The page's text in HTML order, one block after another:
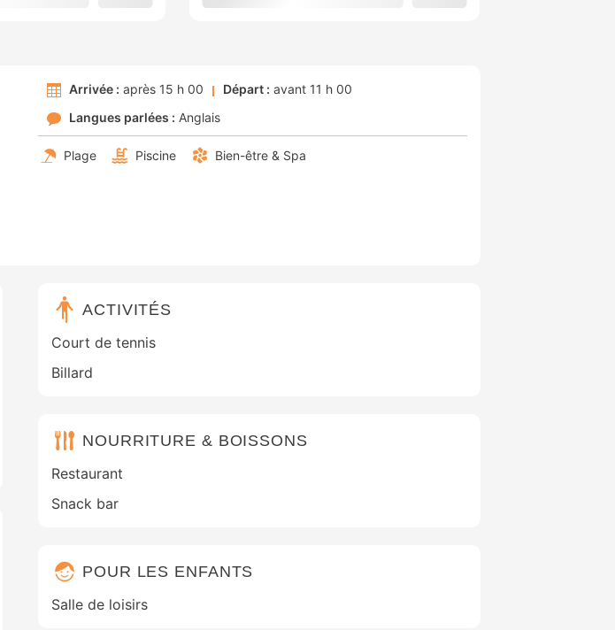
Arrivée : après 15 h 00 Départ : avant 11 h 00
Langues parlées : Anglais
Plage Piscine Bien-être & Spa
ACTIVITÉS
Court de tennis
Billard
NOURRITURE & BOISSONS
Restaurant
Snack bar
POUR LES ENFANTS
Salle de loisirs